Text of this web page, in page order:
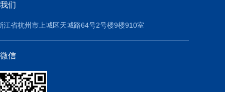
们
江省杭州市上城区天城路64号2号楼9楼910室
信